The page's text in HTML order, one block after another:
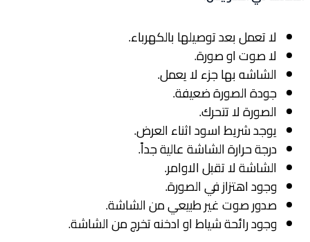
لا تعمل بعد توصيلها بالكهرباء.
لا صوت او صورة.
الشاشه بها جزء لا يعمل.
جودة الصورة ضعيفة.
الصورة لا تتحرك.
يوجد شريط اسود اثناء العرض.
درجة حرارة الشاشة عالية جداً.
الشاشة لا تقبل الاوامر.
وجود اهتزاز في الصورة.
صدور صوت غير طبيعي من الشاشة.
وجود رائحة شياط او ادخنه تخرج من الشاشة.